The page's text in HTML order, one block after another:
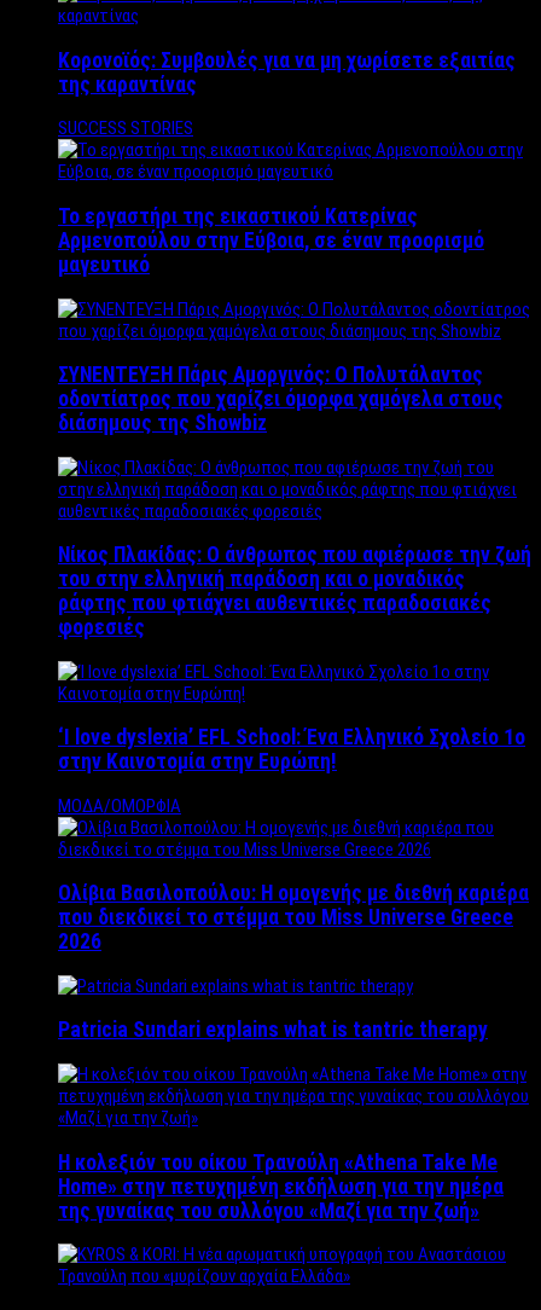
Κορονοϊός: Συμβουλές για να μη χωρίσετε εξαιτίας
της καραντίνας
SUCCESS STORIES
Το εργαστήρι της εικαστικού Κατερίνας
Αρμενοπούλου στην Εύβοια, σε έναν προορισμό
μαγευτικό
ΣΥΝΕΝΤΕΥΞΗ Πάρις Αμοργινός: O Πολυτάλαντος
οδοντίατρος που χαρίζει όμορφα χαμόγελα στους
διάσημους της Showbiz
Νίκος Πλακίδας: O άνθρωπος που αφιέρωσε την ζωή
του στην ελληνική παράδοση και ο μοναδικός
ράφτης που φτιάχνει αυθεντικές παραδοσιακές
φορεσιές
‘Ι love dyslexia’ EFL School: Ένα Ελληνικό Σχολείo 1ο
στην Καινοτομία στην Ευρώπη!
ΜΟΔΑ/ΟΜΟΡΦΙΑ
Ολίβια Βασιλοπούλου: Η ομογενής με διεθνή καριέρα
που διεκδικεί το στέμμα του Miss Universe Greece
2026
Patricia Sundari explains what is tantric therapy
Η κολεξιόν του οίκου Τρανούλη «Athena Take Me
Home» στην πετυχημένη εκδήλωση για την ημέρα
της γυναίκας του συλλόγου «Μαζί για την ζωή»